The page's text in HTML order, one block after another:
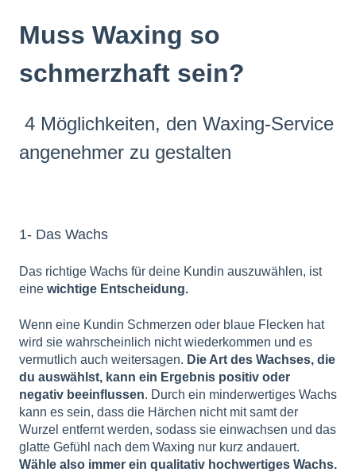
Muss Waxing so
schmerzhaft sein?
4 Möglichkeiten, den Waxing-Service
angenehmer zu gestalten
1- Das Wachs
Das richtige Wachs für deine Kundin auszuwählen, ist
eine wichtige Entscheidung.
Wenn eine Kundin Schmerzen oder blaue Flecken hat
wird sie wahrscheinlich nicht wiederkommen und es
vermutlich auch weitersagen. Die Art des Wachses, die
du auswählst, kann ein Ergebnis positiv oder
negativ beeinflussen. Durch ein minderwertiges Wachs
kann es sein, dass die Härchen nicht mit samt der
Wurzel entfernt werden, sodass sie einwachsen und das
glatte Gefühl nach dem Waxing nur kurz andauert.
Wähle also immer ein qualitativ hochwertiges Wachs.